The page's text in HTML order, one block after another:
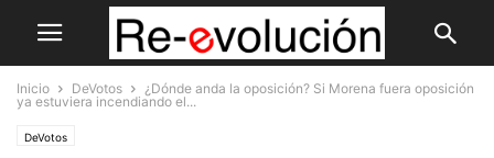
Inicio DeVotos
¿Dónde anda la oposición? Si Morena fuera oposición
ya estuviera incendiando el...
DeVotos